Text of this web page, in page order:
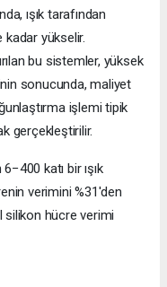
ışık tarafından
kadar yükselir.
bu sistemler, yüksek
sonucunda, maliyet
işlemi tipik
gerçekleştirilir.
katı bir ışık
verimini %31'den
silikon hücre verimi